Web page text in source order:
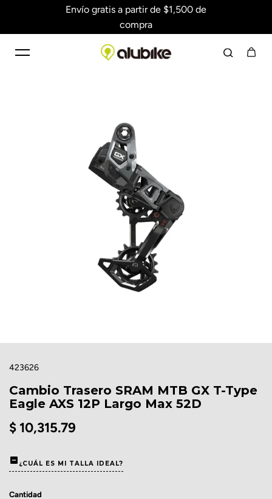
Saltar al contenidoEnvío gratis a partir de $1,500 de
compra
423626
Cambio Trasero SRAM MTB GX T-Type
Eagle AXS 12P Largo Max 52D
$ 10,315.79
¿CUÁL ES MI TALLA IDEAL?
Cantidad